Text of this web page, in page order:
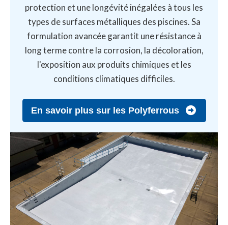
protection et une longévité inégalées à tous les
types de surfaces métalliques des piscines. Sa
formulation avancée garantit une résistance à
long terme contre la corrosion, la décoloration,
l'exposition aux produits chimiques et les
conditions climatiques difficiles.
En savoir plus sur les Polyferrous